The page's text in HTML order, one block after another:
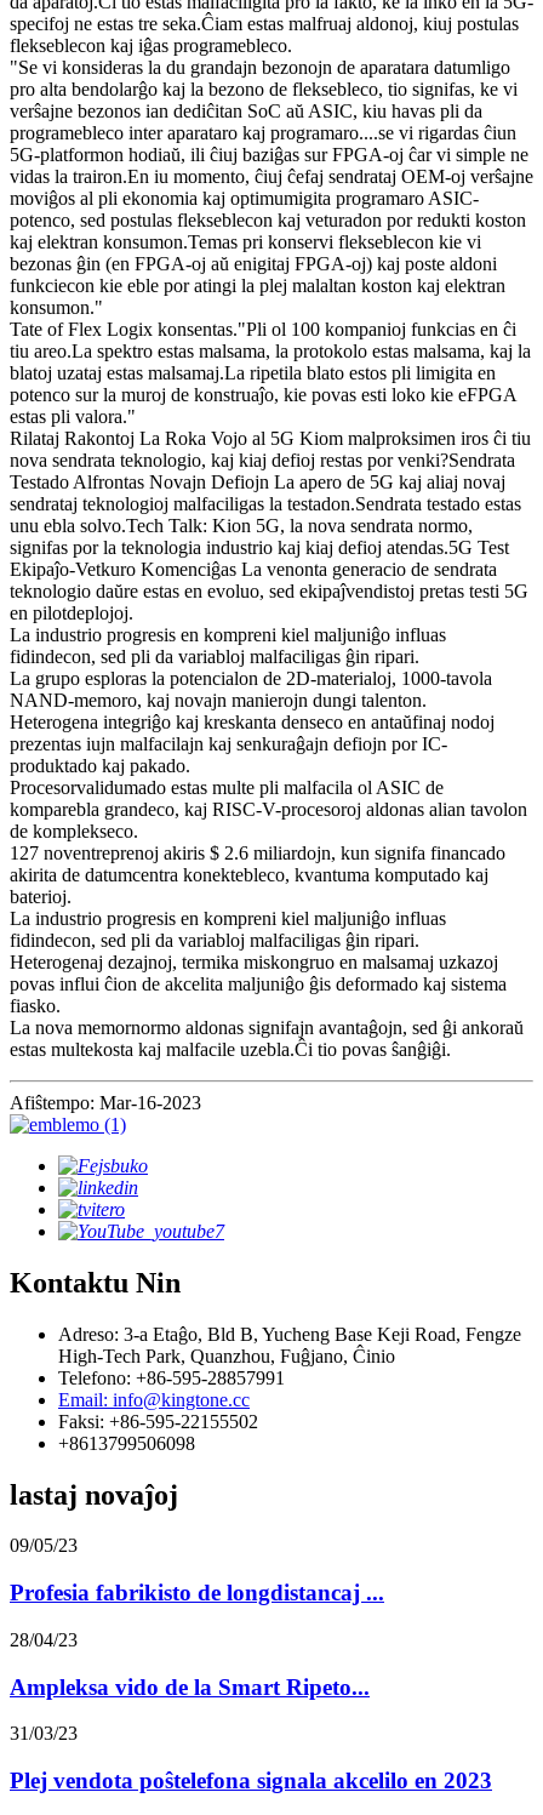
specifoj ne estas tre seka.Ĉiam estas malfruaj aldonoj, kiuj postulas
flekseblecon kaj iĝas programebleco.
"Se vi konsideras la du grandajn bezonojn de aparatara datumligo
pro alta bendolarĝo kaj la bezono de fleksebleco, tio signifas, ke vi
verŝajne bezonos ian dediĉitan SoC aŭ ASIC, kiu havas pli da
programebleco inter aparataro kaj programaro....se vi rigardas ĉiun
5G-platformon hodiaŭ, ili ĉiuj baziĝas sur FPGA-oj ĉar vi simple ne
vidas la trairon.En iu momento, ĉiuj ĉefaj sendrataj OEM-oj verŝajne
moviĝos al pli ekonomia kaj optimumigita programaro ASIC-
potenco, sed postulas flekseblecon kaj veturadon por redukti koston
kaj elektran konsumon.Temas pri konservi flekseblecon kie vi
bezonas ĝin (en FPGA-oj aŭ enigitaj FPGA-oj) kaj poste aldoni
funkciecon kie eble por atingi la plej malaltan koston kaj elektran
konsumon."
Tate of Flex Logix konsentas."Pli ol 100 kompanioj funkcias en ĉi
tiu areo.La spektro estas malsama, la protokolo estas malsama, kaj la
blatoj uzataj estas malsamaj.La ripetila blato estos pli limigita en
potenco sur la muroj de konstruaĵo, kie povas esti loko kie eFPGA
estas pli valora."
Rilataj Rakontoj La Roka Vojo al 5G Kiom malproksimen iros ĉi tiu
nova sendrata teknologio, kaj kiaj defioj restas por venki?Sendrata
Testado Alfrontas Novajn Defiojn La apero de 5G kaj aliaj novaj
sendrataj teknologioj malfaciligas la testadon.Sendrata testado estas
unu ebla solvo.Tech Talk: Kion 5G, la nova sendrata normo,
signifas por la teknologia industrio kaj kiaj defioj atendas.5G Test
Ekipaĵo-Vetkuro Komenciĝas La venonta generacio de sendrata
teknologio daŭre estas en evoluo, sed ekipaĵvendistoj pretas testi 5G
en pilotdeplojoj.
La industrio progresis en kompreni kiel maljuniĝo influas
fidindecon, sed pli da variabloj malfaciligas ĝin ripari.
La grupo esploras la potencialon de 2D-materialoj, 1000-tavola
NAND-memoro, kaj novajn manierojn dungi talenton.
Heterogena integriĝo kaj kreskanta denseco en antaŭfinaj nodoj
prezentas iujn malfacilajn kaj senkuraĝajn defiojn por IC-
produktado kaj pakado.
Procesorvalidumado estas multe pli malfacila ol ASIC de
komparebla grandeco, kaj RISC-V-procesoroj aldonas alian tavolon
de komplekseco.
127 noventreprenoj akiris $ 2.6 miliardojn, kun signifa financado
akirita de datumcentra konektebleco, kvantuma komputado kaj
baterioj.
La industrio progresis en kompreni kiel maljuniĝo influas
fidindecon, sed pli da variabloj malfaciligas ĝin ripari.
Heterogenaj dezajnoj, termika miskongruo en malsamaj uzkazoj
povas influi ĉion de akcelita maljuniĝo ĝis deformado kaj sistema
fiasko.
La nova memornormo aldonas signifajn avantaĝojn, sed ĝi ankoraŭ
estas multekosta kaj malfacile uzebla.Ĉi tio povas ŝanĝiĝi.
Afiŝtempo: Mar-16-2023
Kontaktu Nin
Adreso: 3-a Etaĝo, Bld B, Yucheng Base Keji Road, Fengze
High-Tech Park, Quanzhou, Fuĝjano, Ĉinio
Telefono: +86-595-28857991
Email: info@kingtone.cc
Faksi: +86-595-22155502
+8613799506098
lastaj novaĵoj
09/05/23
Profesia fabrikisto de longdistancaj ...
28/04/23
Ampleksa vido de la Smart Ripeto...
31/03/23
Plej vendota poŝtelefona signala akcelilo en 2023